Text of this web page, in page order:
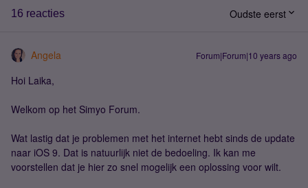
16 reacties Oudste eerst
Angela Forum|Forum|10 years ago
Hoi Laika,
Welkom op het Simyo Forum.
Wat lastig dat je problemen met het internet hebt sinds de update
naar iOS 9. Dat is natuurlijk niet de bedoeling. Ik kan me
voorstellen dat je hier zo snel mogelijk een oplossing voor wilt.